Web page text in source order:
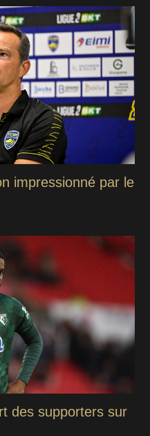
impressionné par le
des supporters sur